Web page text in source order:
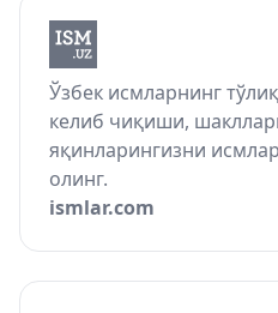
Ўзбек исмларнинг
келиб чиқиши,
яқинларингизни
олинг.
ismlar.com